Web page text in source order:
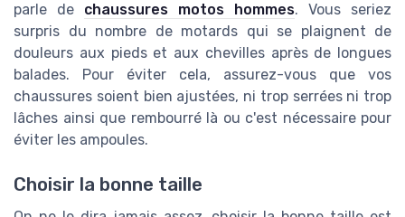
parle de chaussures motos hommes. Vous seriez
surpris du nombre de motards qui se plaignent de
douleurs aux pieds et aux chevilles après de longues
balades. Pour éviter cela, assurez-vous que vos
chaussures soient bien ajustées, ni trop serrées ni trop
lâches ainsi que rembourré là ou c'est nécessaire pour
éviter les ampoules.
Choisir la bonne taille